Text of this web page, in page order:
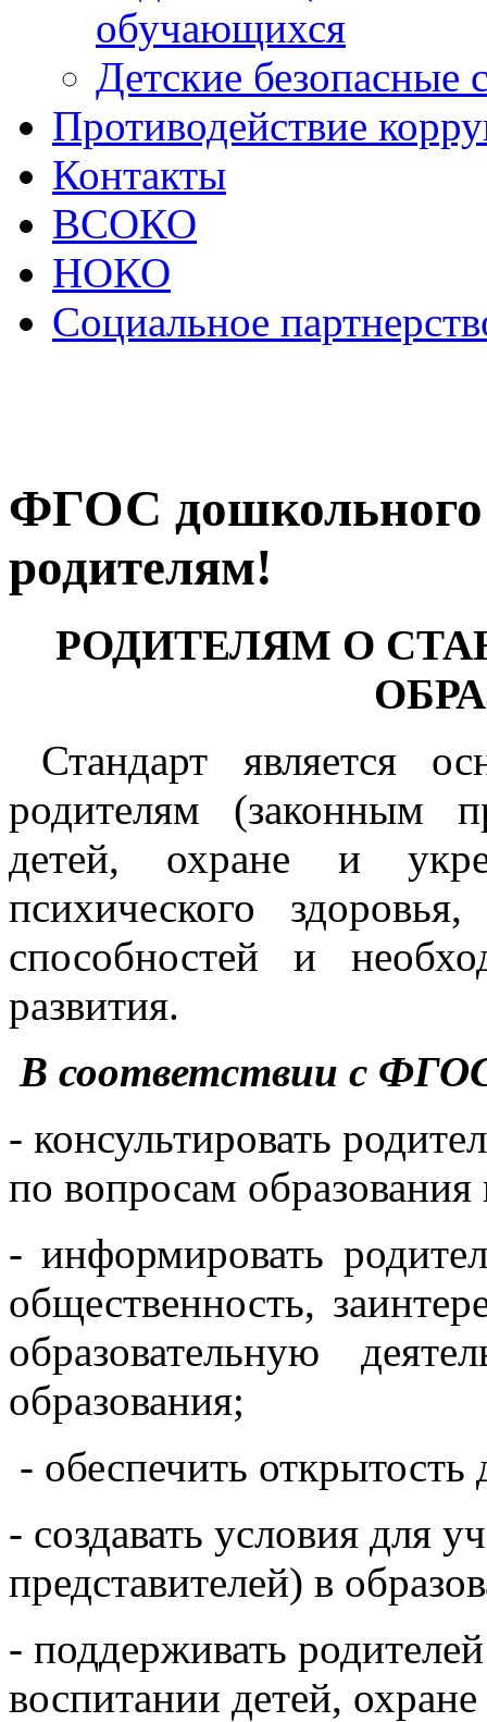
обучающихся
Детские безопасные
Противодействие
Контакты
ВСОКО
НОКО
Социальное
ФГОС дошкольного
родителям!
РОДИТЕЛЯМ О
Стандарт является
родителям (законным
детей, охране и
психического
способностей и
развития.
В соответствии с
- консультировать
по вопросам
- информировать
общественность,
образовательную
образования;
- обеспечить
- создавать условия для
представителей) в
- поддерживать
воспитании детей,